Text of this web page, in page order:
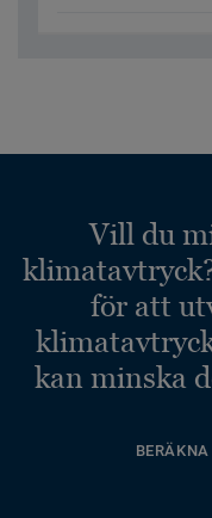
Vill du
för att
kan minska